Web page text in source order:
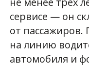
сервисе — он
от
на линию
автомобиля и